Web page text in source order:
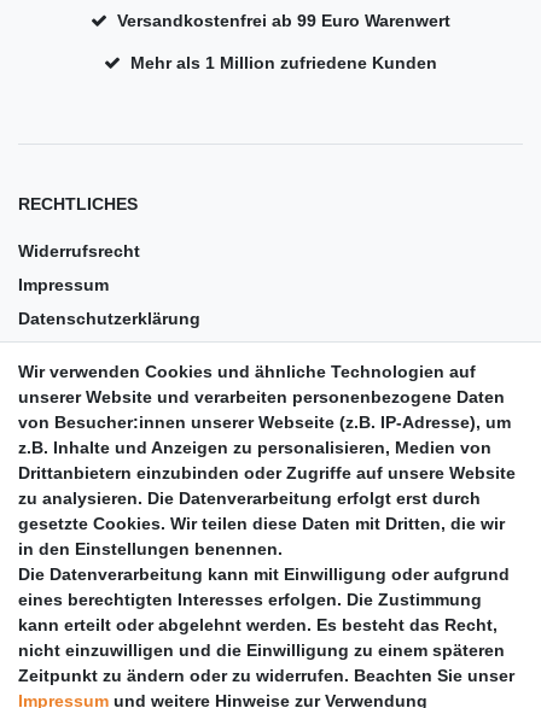
Versandkostenfrei ab 99 Euro Warenwert
Mehr als 1 Million zufriedene Kunden
RECHTLICHES
Widerrufsrecht
Impressum
Datenschutzerklärung
Barrierefreiheit
Anleitungen
Vertrag widerrufen
PARTNER
DHL
GLS
PaketPLUS
Wir verwenden Cookies und ähnliche Technologien auf
unserer Website und verarbeiten personenbezogene Daten
von Besucher:innen unserer Webseite (z.B. IP-Adresse), um
z.B. Inhalte und Anzeigen zu personalisieren, Medien von
Drittanbietern einzubinden oder Zugriffe auf unsere Website
zu analysieren. Die Datenverarbeitung erfolgt erst durch
gesetzte Cookies. Wir teilen diese Daten mit Dritten, die wir
in den Einstellungen benennen.
Die Datenverarbeitung kann mit Einwilligung oder aufgrund
eines berechtigten Interesses erfolgen. Die Zustimmung
kann erteilt oder abgelehnt werden. Es besteht das Recht,
nicht einzuwilligen und die Einwilligung zu einem späteren
Zeitpunkt zu ändern oder zu widerrufen. Beachten Sie unser
Impressum und weitere Hinweise zur Verwendung